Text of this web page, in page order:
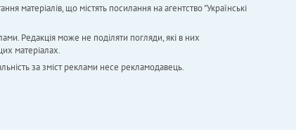
матеріалів, що містять посилання на агентство "Українськi
Редакція може не поділяти погляди, які в них
матеріалах.
за зміст реклами несе рекламодавець.